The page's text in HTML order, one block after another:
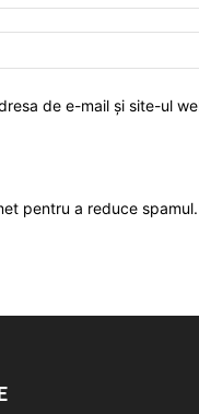
de e-mail și site-ul
pentru a reduce spamul.